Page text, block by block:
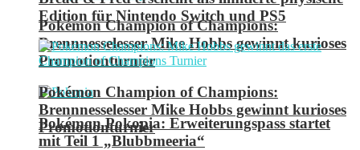
Pokémon Champion of Champions:
Brennnesselesser Mike Hobbs gewinnt kurioses
Promotionturnier
Pokémon Pokopia: Erweiterungspass startet
mit Teil 1 „Blubbmeeria“
Edition für Nintendo Switch und PS5
Pokémon Champion of Champions:
Brennnesselesser Mike Hobbs gewinnt kurioses
Promotionturnier